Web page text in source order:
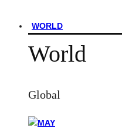
WORLD
World
Global